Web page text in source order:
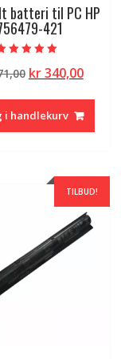
batteri til PC HP
421
5.00
av 5
Opprinnelig
var:
kr 571,00.
kr340,00
kr
i handlekurv
TILBUD!